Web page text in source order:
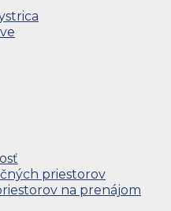
priestorov
na prenájom